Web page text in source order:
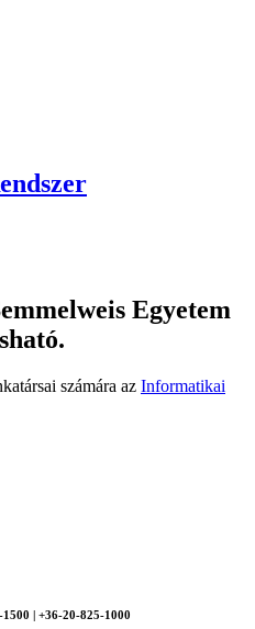
Egyetem
számára az Informatikai
| +36-20-825-1000